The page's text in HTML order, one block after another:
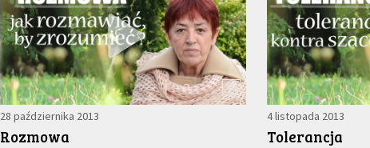
4
28 października 2013
Rozmowa
4 listopada 2013
Tolerancja